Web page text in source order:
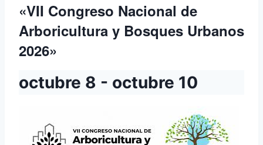
«VII Congreso Nacional de
Arboricultura y Bosques Urbanos
2026»
octubre 8 - octubre 10